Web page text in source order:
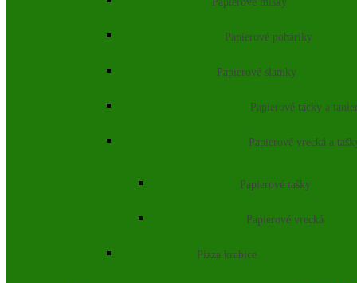
Papierové poháriky
Papierové slamky
Papierové tácky a
Papierové vrecká a
Papierové tašky
Papierové vrecká
Pizza krabice